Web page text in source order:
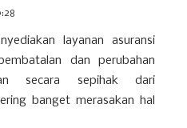
layanan asuransi
dan perubahan
secara sepihak dari
banget merasakan hal